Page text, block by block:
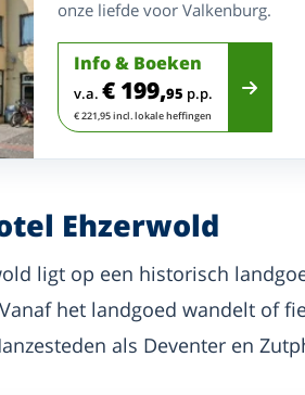
onze liefde voor Valkenburg.
Info & Boeken
v.a. € 199,95 p.p.
€ 221,95 incl. lokale heffingen
Ehzerwold
ligt op een historisch
het landgoed wandelt of
als Deventer en